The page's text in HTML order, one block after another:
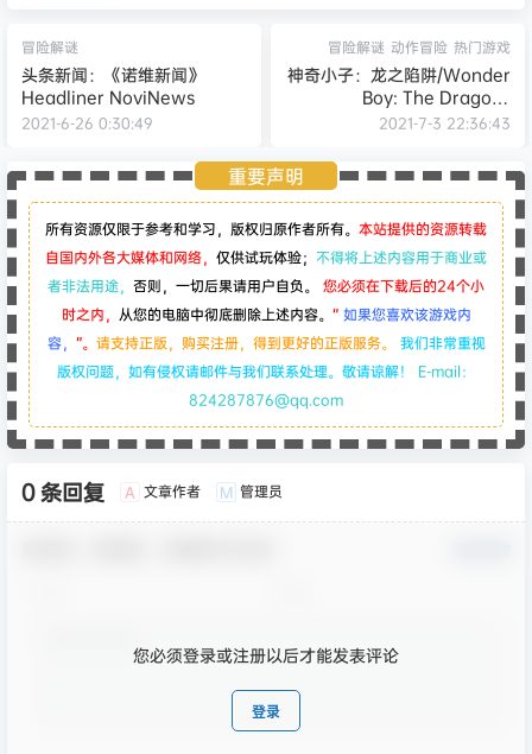
冒险解谜
头条新闻：《诺维新闻》
Headliner NoviNews
2021-6-26 0:30:49
冒险解谜 动作冒险 热门游戏
神奇小子：龙之陷阱/Wonder
Boy: The Dragons
Trap（B.4612784）
2021-7-3 22:36:43
重要声明
所有资源仅限于参考和学习，版权归原作者所有。 本站提供的资源转载
自国内外各大媒体和网络， 仅供试玩体验； 不得将上述内容用于商业或
者非法用途， 否则，一切后果请用户自负。
您必须在下载后的24个小
时之内， 从您的电脑中彻底删除上述内容。 “如果您喜欢该游戏内
容， ”。 请支持正版，购买注册，得到更好的正版服务。 我们非常重视
版权问题，如有侵权请邮件与我们联系处理。敬请谅解！ E-mail：
824287876@qq.com
0 条回复 A 文章作者 M 管理员
您必须登录或注册以后才能发表评论
登录